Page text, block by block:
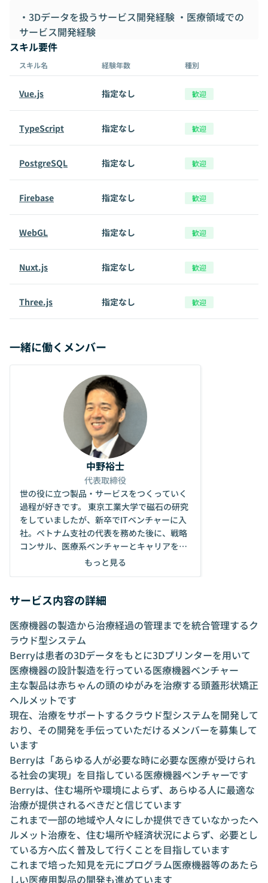
・3Dデータを扱うサービス開発経験 ・医療領域での
サービス開発経験
スキル要件
スキル名 経験年数 種別
Vue.js 指定なし 歓迎
TypeScript 指定なし 歓迎
PostgreSQL 指定なし 歓迎
Firebase 指定なし 歓迎
WebGL 指定なし 歓迎
Nuxt.js 指定なし 歓迎
Three.js 指定なし 歓迎
一緒に働くメンバー
中野裕士
代表取締役
世の役に立つ製品・サービスをつくっていく
過程が好きです。 東京工業大学で磁石の研究
をしていましたが、新卒でITベンチャーに入
社。ベトナム支社の代表を務めた後に、戦略
コンサル、医療系ベンチャーとキャリアを歩
てものづくりをしています。 色々な仕事を経
療の素晴らしさを実感。自分たちが提供でき
る技術を通じて少しでも医療業界に貢献して
いきたいと思っています。 ■経歴 2010年 東
京工業大学電気電子工学科卒 2012年 東京
東京工業大学大学院 理工学研究科電子物理工
学専攻修了 2012年 株式会社じげん入社 201
3年 同社ベトナム法人CEO 2015年 株式会
社ドリームインキュベータ入社 2018年 株
式会社ジャパン・メディカル・カンパニーに
取締役COOとして参画 2021年 株式会社Ber
ry創業
もっと見る
サービス内容の詳細
医療機器の製造から治療経過の管理までを統合管理するク
ラウド型システム
Berryは患者の3Dデータをもとに3Dプリンターを用いて
医療機器の設計製造を行っている医療機器ベンチャー
主な製品は赤ちゃんの頭のゆがみを治療する頭蓋形状矯正
ヘルメットです
現在、治療をサポートするクラウド型システムを開発して
おり、その開発を手伝っていただけるメンバーを募集して
います
Berryは「あらゆる人が必要な時に必要な医療が受けられ
る社会の実現」を目指している医療機器ベンチャーです
Berryは、住む場所や環境によらず、あらゆる人に最適な
治療が提供されるべきだと信じています
これまで一部の地域や人々にしか提供できていなかったヘ
ルメット治療を、住む場所や経済状況によらず、必要とし
ている方へ広く普及して行くことを目指しています
これまで培った知見を元にプログラム医療機器等のあたら
しい医療用製品の開発も進めています